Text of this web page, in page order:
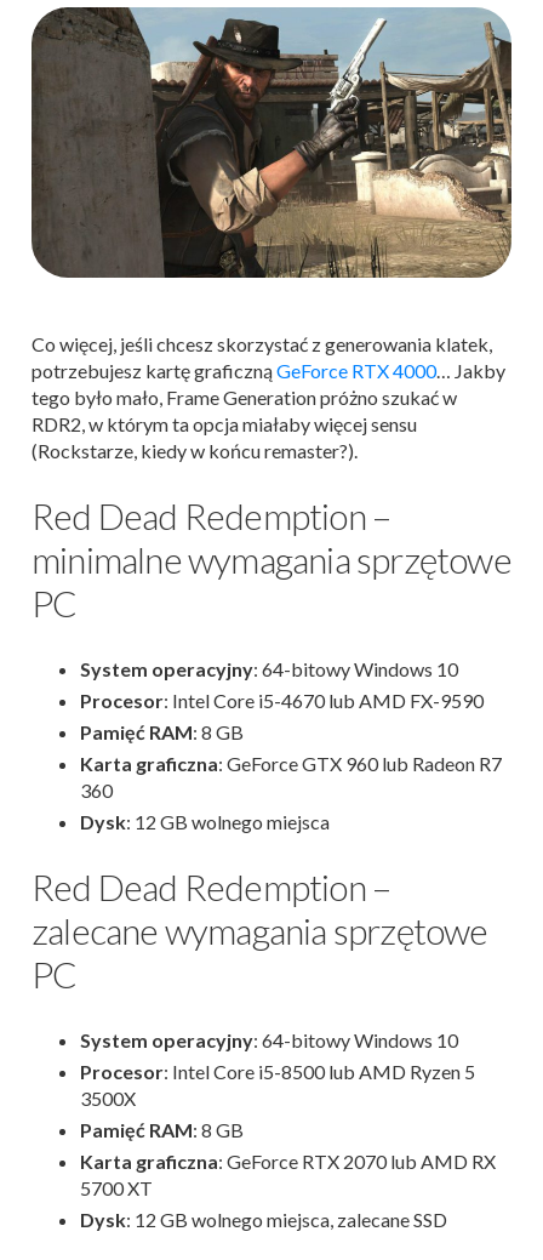
Co więcej, jeśli chcesz skorzystać z generowania klatek,
potrzebujesz kartę graficznąGeForce RTX 4000… Jakby
tego było mało, Frame Generation próżno szukać w
RDR2, w którym ta opcja miałaby więcej sensu
(Rockstarze, kiedy w końcu remaster?).
Red Dead Redemption –
minimalne wymagania sprzętowe
PC
System operacyjny: 64-bitowy Windows 10
Procesor: Intel Core i5-4670 lub AMD FX-9590
Pamięć RAM: 8 GB
Karta graficzna: GeForce GTX 960 lub Radeon R7
360
Dysk: 12 GB wolnego miejsca
Red Dead Redemption –
zalecane wymagania sprzętowe
PC
System operacyjny: 64-bitowy Windows 10
Procesor: Intel Core i5-8500 lub AMD Ryzen 5
3500X
Pamięć RAM: 8 GB
Karta graficzna: GeForce RTX 2070 lub AMD RX
5700 XT
Dysk: 12 GB wolnego miejsca, zalecane SSD